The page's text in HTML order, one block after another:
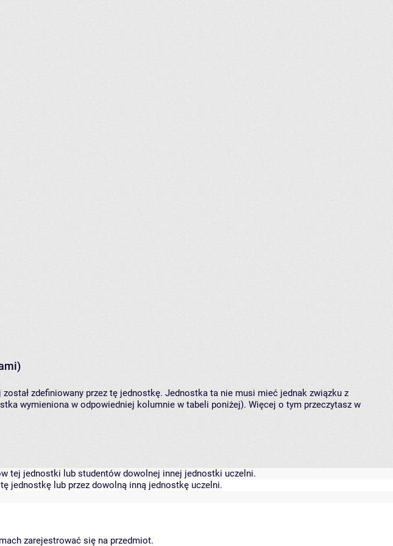
zdefiniowany przez tę jednostkę. Jednostka ta nie musi mieć jednak związku z
wymieniona w odpowiedniej kolumnie w tabeli poniżej). Więcej o tym przeczytasz w
tej jednostki lub studentów dowolnej innej jednostki uczelni.
jednostkę lub przez dowolną inną jednostkę uczelni.
zarejestrować się na przedmiot.